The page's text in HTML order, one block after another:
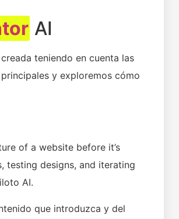
AI
teniendo en cuenta las
y exploremos cómo
of a website before it’s
testing designs, and iterating
AI.
que introduzca y del